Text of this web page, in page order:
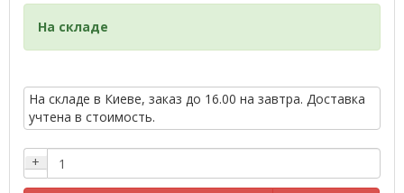
На складе
На складе в Киеве, заказ до 16.00 на завтра. Доставка
учтена в стоимость.
+